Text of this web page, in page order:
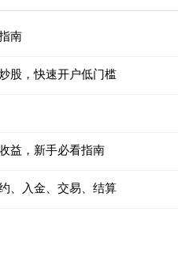
南
股，快速开户低门槛
益，新手必看指南
、入金、交易、结算